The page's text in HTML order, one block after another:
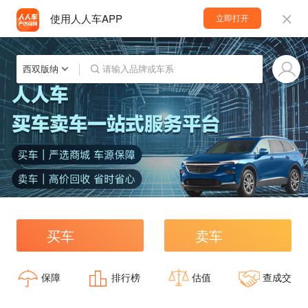
使用人人车APP 立即打开
西双版纳 请输入品牌或车系
买车 卖车
保障 排行榜 估值 查成交